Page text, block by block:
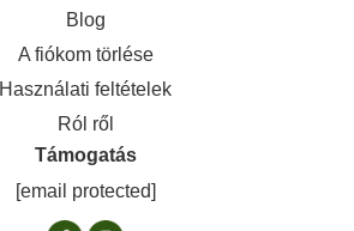
Blog
A fiókom törlése
Használati feltételek
Ról ről
Támogatás
[email protected]